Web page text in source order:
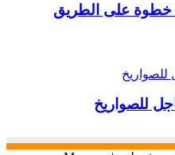
خطوة على الطريق
للصواريخ